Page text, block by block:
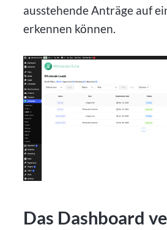
ausstehende Anträge auf
erkennen können.
Das Dashboard